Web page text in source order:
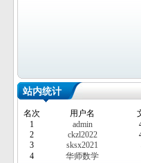
站内统计
名次 用户名
1
admin
2
ckzl2022
3
sksx2021
4
华师数学